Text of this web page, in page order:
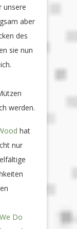
unsere
aber
des
sie nun
werden.
hat
nur
We Do